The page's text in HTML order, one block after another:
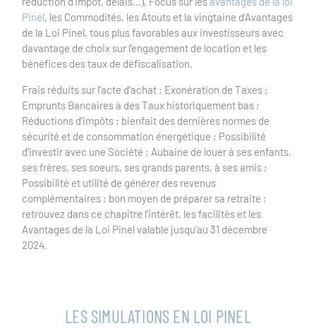
Pinel, les Commodités, les Atouts et la vingtaine d’Avantages
de la Loi Pinel, tous plus favorables aux investisseurs avec
davantage de choix sur l’engagement de location et les
bénéfices des taux de défiscalisation.
Frais réduits sur l’acte d’achat ; Exonération de Taxes ;
Emprunts Bancaires à des Taux historiquement bas ;
Réductions d’impôts ; bienfait des dernières normes de
sécurité et de consommation énergétique ; Possibilité
d’investir avec une Société ; Aubaine de louer à ses enfants,
ses frères, ses soeurs, ses grands parents, à ses amis ;
Possibilité et utilité de générer des revenus
complémentaires ; bon moyen de préparer sa retraite ;
retrouvez dans ce chapitre l’intérêt, les facilités et les
Avantages de la Loi Pinel valable jusqu’au 31 décembre
2024.
LES SIMULATIONS EN LOI PINEL